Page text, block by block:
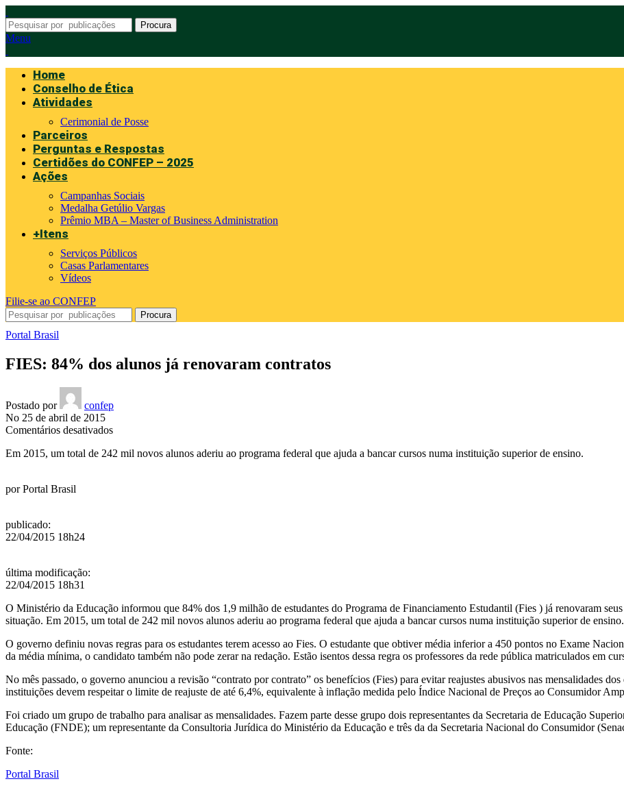
Procura
Menu
Home
Conselho de Ética
Atividades
Cerimonial de Posse
Parceiros
Perguntas e Respostas
Certidões do CONFEP – 2025
Ações
Campanhas Sociais
Medalha Getúlio Vargas
Prêmio MBA – Master of Business Administration
+Itens
Serviços Públicos
Casas Parlamentares
Vídeos
Filie-se ao CONFEP
Procura
Portal Brasil
FIES: 84% dos alunos já renovaram contratos
Postado por
confep
No 25 de abril de 2015
Comentários desativadosem
84%
Em 2015, um total de 242 mil novos alunos aderiu ao programa federal que ajuda a bancar cursos numa instituição superior de ensino.
porPortal Brasil
publicado:
22/04/2015 18h24
última modificação:
22/04/2015 18h31
O Ministério da Educação informou que 84% dos 1,9 milhão de estudantes do Programa de Financiamento Estudantil (Fies ) já renovaram
situação. Em 2015, um total de 242 mil novos alunos aderiu ao programa federal que ajuda a bancar cursos numa instituição superior de ensino.
O governo definiu novas regras para os estudantes terem acesso ao Fies. O estudante que obtiver média inferior a 450 pontos no Exame
da média mínima, o candidato também não pode zerar na redação. Estão isentos dessa regra os professores da rede pública matriculados em
No mês passado, o governo anunciou a revisão “contrato por contrato” os benefícios (Fies) para evitar reajustes abusivos nas mensalidades
instituições devem respeitar o limite de reajuste de até 6,4%, equivalente à inflação medida pelo Índice Nacional de Preços ao Consumidor
Foi criado um grupo de trabalho para analisar as mensalidades. Fazem parte desse grupo dois representantes da Secretaria de Educação
Educação (FNDE); um representante da Consultoria Jurídica do Ministério da Educação e três da da Secretaria Nacional do Consumidor
Fonte:
Portal Brasil